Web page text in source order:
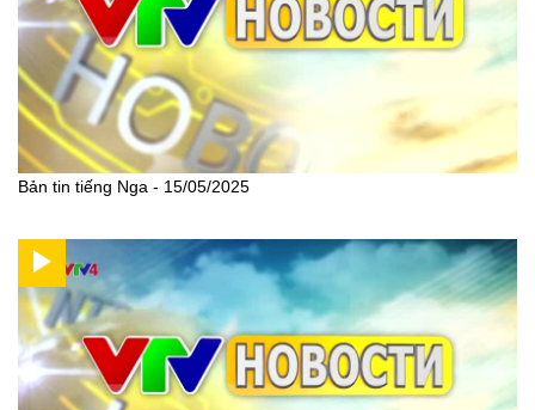
Bản tin tiếng Nga - 15/05/2025